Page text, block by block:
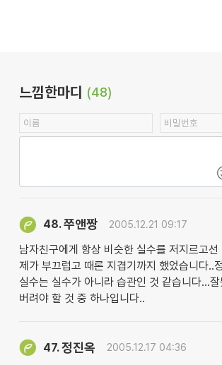
느낌한마디 (48)
48.쭈앤짱 2005.12.21 09:17
남자친구에게 항상 비슷한 실수를 저지르고
제가 부끄럽고 때론 지겹기까지 했었습니다..
실수는 실수가 아니라 습관인 것 같습니다...
버려야 할 것 중 하나입니다..
47.정진옥 2005.12.17 04:36